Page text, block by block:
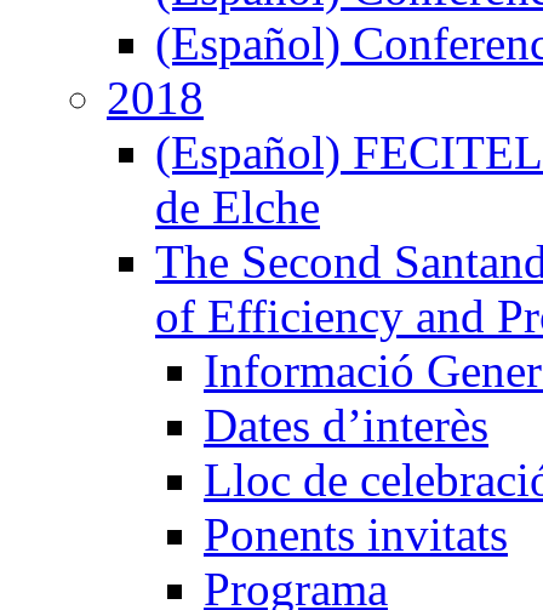
(Español)
2018
(Español)
de Elche
The Second
of Efficiency and
Informació
Dates d’interès
Lloc de
Ponents invitats
Programa